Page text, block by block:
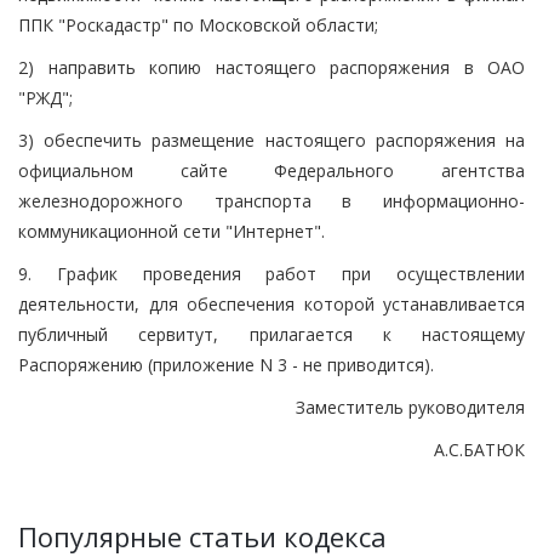
ППК "Роскадастр" по Московской области;
2) направить копию настоящего распоряжения в ОАО
"РЖД";
3) обеспечить размещение настоящего распоряжения на
официальном сайте Федерального агентства
железнодорожного транспорта в информационно-
коммуникационной сети "Интернет".
9. График проведения работ при осуществлении
деятельности, для обеспечения которой устанавливается
публичный сервитут, прилагается к настоящему
Распоряжению (приложение N 3 - не приводится).
Заместитель руководителя
А.С.БАТЮК
Популярные статьи кодекса